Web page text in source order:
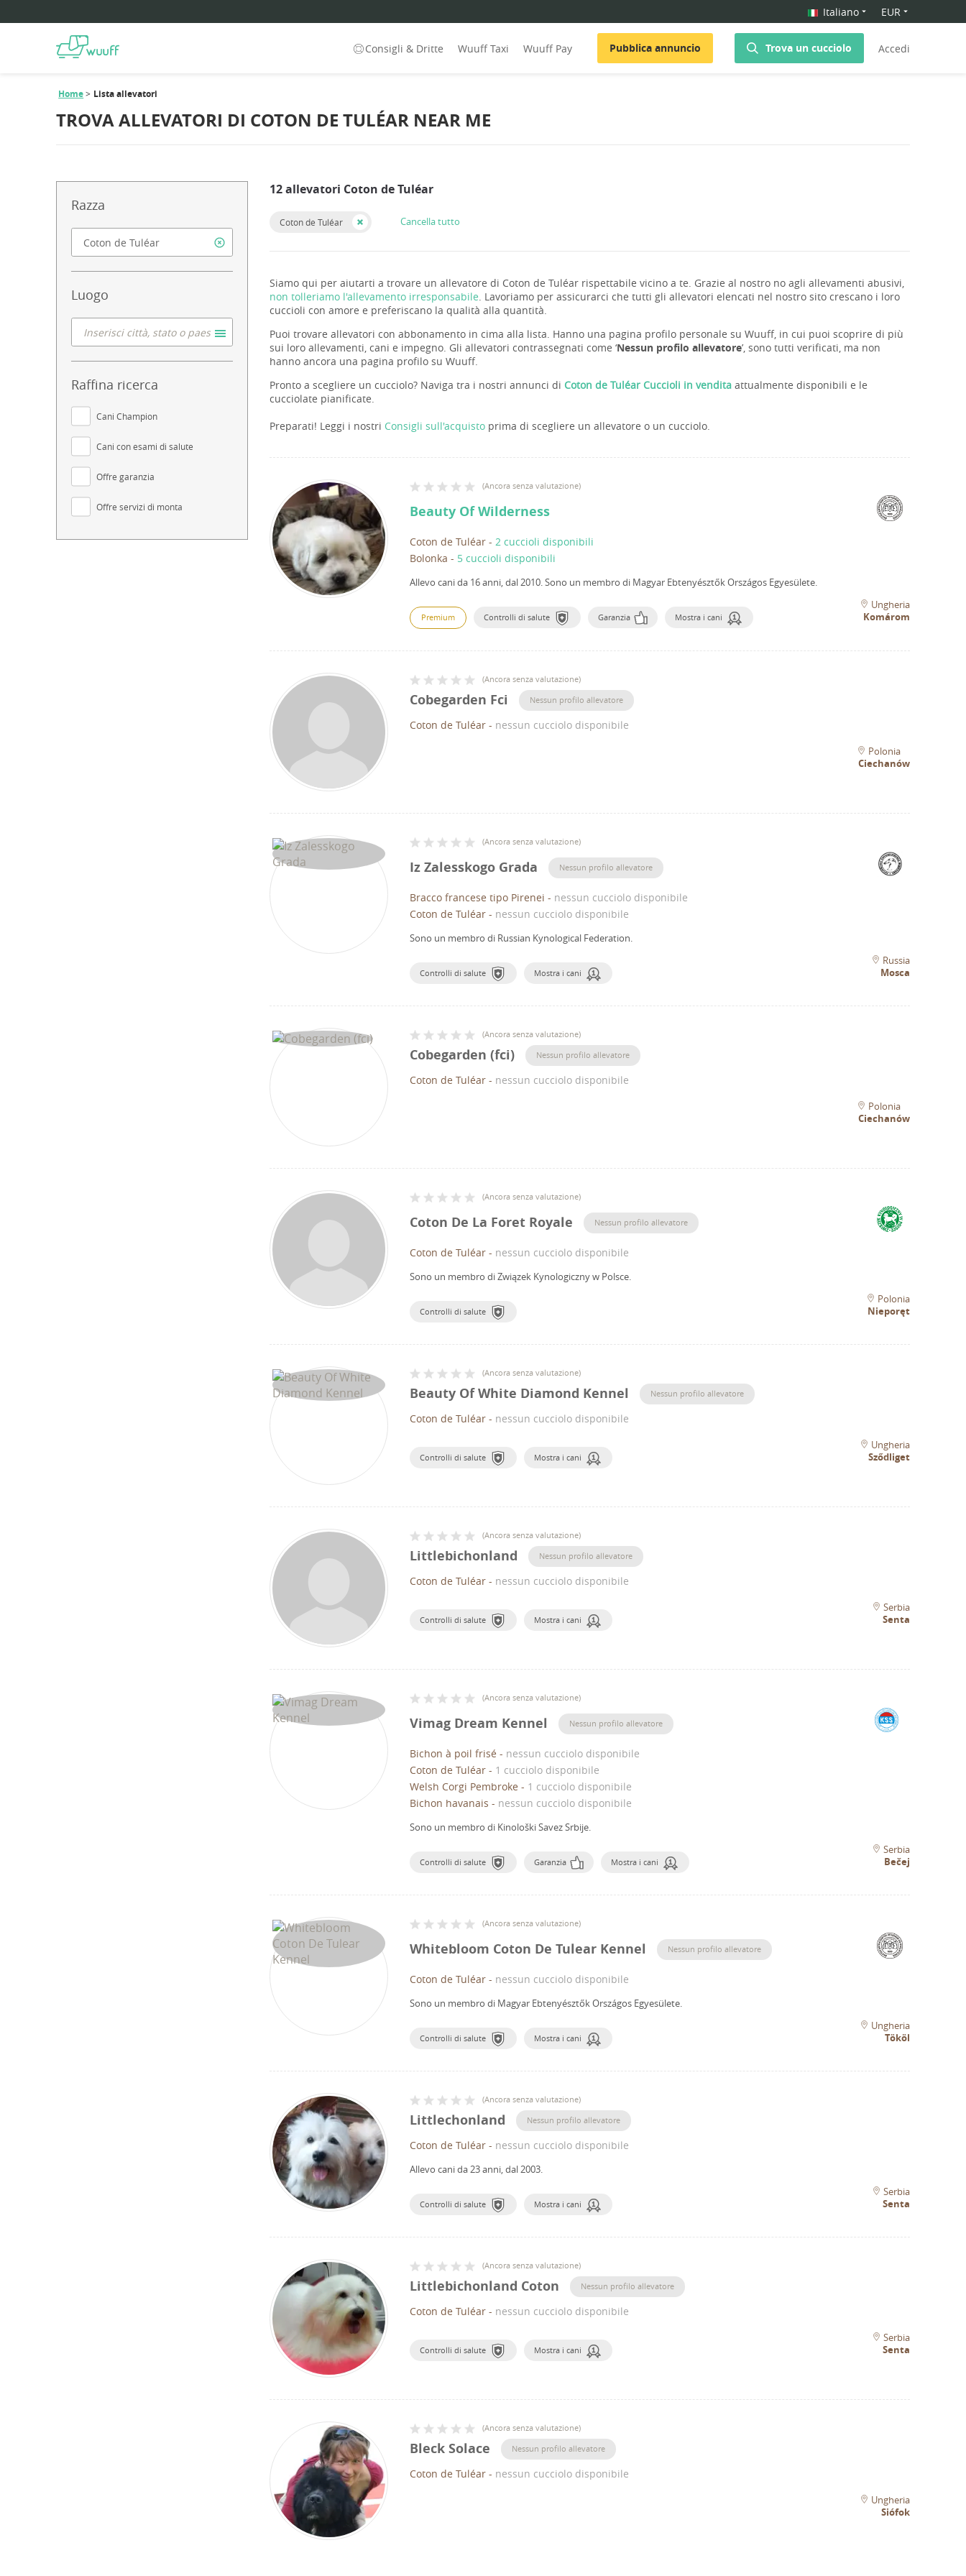
Italiano EUR
Consigli & Dritte Wuuff Taxi Wuuff Pay Pubblica annuncio Trova un cucciolo Accedi
Home Lista allevatori
TROVA ALLEVATORI DI COTON DE TULÉAR NEAR ME
Razza
Luogo
Raffina ricerca
Cani Champion
Cani con esami di salute
Offre garanzia
Offre servizi di monta
12 allevatori Coton de Tuléar
Coton de Tuléar Cancella tutto
Siamo qui per aiutarti a trovare un allevatore di Coton de Tuléar rispettabile vicino a te. Grazie al nostro no agli allevamenti abusivi,
non tolleriamo l'allevamento irresponsabile. Lavoriamo per assicurarci che tutti gli allevatori elencati nel nostro sito crescano i loro
cuccioli con amore e preferiscano la qualità alla quantità.
Puoi trovare allevatori con abbonamento in cima alla lista. Hanno una pagina profilo personale su Wuuff, in cui puoi scoprire di più
sui loro allevamenti, cani e impegno. Gli allevatori contrassegnati come ‘Nessun profilo allevatore’, sono tutti verificati, ma non
hanno ancora una pagina profilo su Wuuff.
Pronto a scegliere un cucciolo? Naviga tra i nostri annunci di Coton de Tuléar Cuccioli in vendita attualmente disponibili e le
cucciolate pianificate.
Preparati! Leggi i nostri Consigli sull'acquisto prima di scegliere un allevatore o un cucciolo.
(Ancora senza valutazione)
Beauty Of Wilderness
Coton de Tuléar - 2 cuccioli disponibili
Bolonka - 5 cuccioli disponibili
Allevo cani da 16 anni, dal 2010.Sono un membro di Magyar Ebtenyésztők Országos Egyesülete.
Premium Controlli di salute Garanzia Mostra i cani
Ungheria
Komárom
(Ancora senza valutazione)
Cobegarden Fci Nessun profilo allevatore
Coton de Tuléar - nessun cucciolo disponibile
Polonia
Ciechanów
(Ancora senza valutazione)
Iz Zalesskogo Grada Nessun profilo allevatore
Bracco francese tipo Pirenei - nessun cucciolo disponibile
Coton de Tuléar - nessun cucciolo disponibile
Sono un membro di Russian Kynological Federation.
Controlli di salute Mostra i cani
Russia
Mosca
(Ancora senza valutazione)
Cobegarden (fci) Nessun profilo allevatore
Coton de Tuléar - nessun cucciolo disponibile
Polonia
Ciechanów
(Ancora senza valutazione)
Coton De La Foret Royale Nessun profilo allevatore
Coton de Tuléar - nessun cucciolo disponibile
Sono un membro di Związek Kynologiczny w Polsce.
Controlli di salute
Polonia
Nieporęt
(Ancora senza valutazione)
Beauty Of White Diamond Kennel Nessun profilo allevatore
Coton de Tuléar - nessun cucciolo disponibile
Controlli di salute Mostra i cani
Ungheria
Sződliget
(Ancora senza valutazione)
Littlebichonland Nessun profilo allevatore
Coton de Tuléar - nessun cucciolo disponibile
Controlli di salute Mostra i cani
Serbia
Senta
(Ancora senza valutazione)
Vimag Dream Kennel Nessun profilo allevatore
Bichon à poil frisé - nessun cucciolo disponibile
Coton de Tuléar - 1 cucciolo disponibile
Welsh Corgi Pembroke - 1 cucciolo disponibile
Bichon havanais - nessun cucciolo disponibile
Sono un membro di Kinološki Savez Srbije.
Controlli di salute Garanzia Mostra i cani
Serbia
Bečej
(Ancora senza valutazione)
Whitebloom Coton De Tulear Kennel Nessun profilo allevatore
Coton de Tuléar - nessun cucciolo disponibile
Sono un membro di Magyar Ebtenyésztők Országos Egyesülete.
Controlli di salute Mostra i cani
Ungheria
Tököl
(Ancora senza valutazione)
Littlechonland Nessun profilo allevatore
Coton de Tuléar - nessun cucciolo disponibile
Allevo cani da 23 anni, dal 2003.
Controlli di salute Mostra i cani
Serbia
Senta
(Ancora senza valutazione)
Littlebichonland Coton Nessun profilo allevatore
Coton de Tuléar - nessun cucciolo disponibile
Controlli di salute Mostra i cani
Serbia
Senta
(Ancora senza valutazione)
Bleck Solace Nessun profilo allevatore
Coton de Tuléar - nessun cucciolo disponibile
Ungheria
Siófok